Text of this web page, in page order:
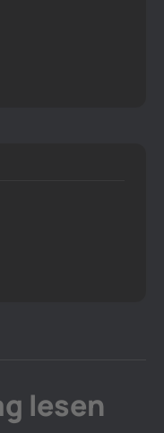
lesen